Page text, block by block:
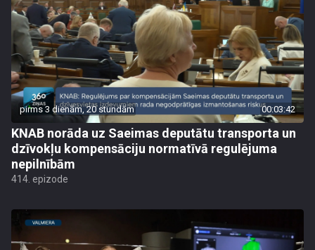
pirms 3 dienām, 20 stundām 00:03:42
KNAB norāda uz Saeimas deputātu transporta un
dzīvokļu kompensāciju normatīvā regulējuma
nepilnībām
414. epizode